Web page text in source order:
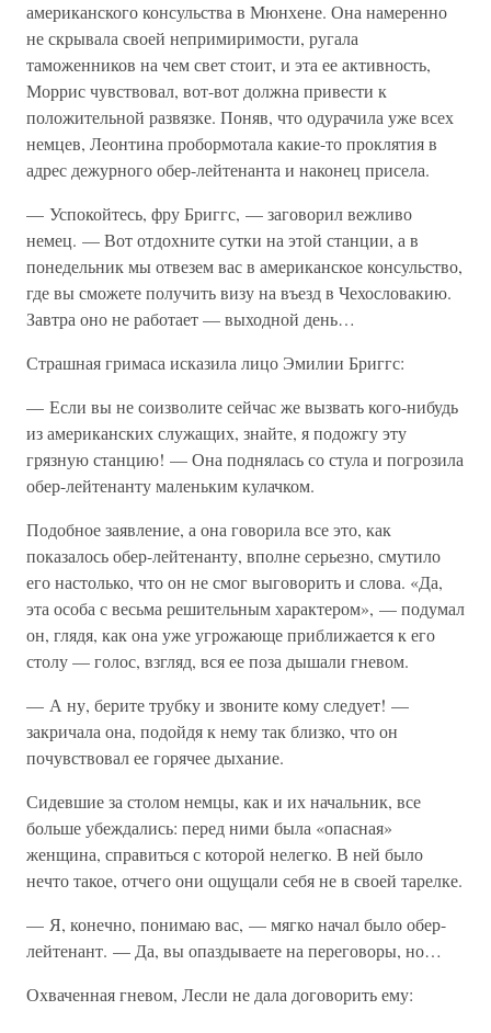
американского консульства в Мюнхене. Она намеренно
не скрывала своей непримиримости, ругала
таможенников на чем свет стоит, и эта ее активность,
Моррис чувствовал, вот-вот должна привести к
положительной развязке. Поняв, что одурачила уже всех
немцев, Леонтина пробормотала какие-то проклятия в
адрес дежурного обер-лейтенанта и наконец присела.
— Успокойтесь, фру Бриггс, — заговорил вежливо
немец. — Вот отдохните сутки на этой станции, а в
понедельник мы отвезем вас в американское консульство,
где вы сможете получить визу на въезд в Чехословакию.
Завтра оно не работает — выходной день…
Страшная гримаса исказила лицо Эмилии Бриггс:
— Если вы не соизволите сейчас же вызвать кого-нибудь
из американских служащих, знайте, я подожгу эту
грязную станцию! — Она поднялась со стула и погрозила
обер-лейтенанту маленьким кулачком.
Подобное заявление, а она говорила все это, как
показалось обер-лейтенанту, вполне серьезно, смутило
его настолько, что он не смог выговорить и слова. «Да,
эта особа с весьма решительным характером», — подумал
он, глядя, как она уже угрожающе приближается к его
столу — голос, взгляд, вся ее поза дышали гневом.
— А ну, берите трубку и звоните кому следует! —
закричала она, подойдя к нему так близко, что он
почувствовал ее горячее дыхание.
Сидевшие за столом немцы, как и их начальник, все
больше убеждались: перед ними была «опасная»
женщина, справиться с которой нелегко. В ней было
нечто такое, отчего они ощущали себя не в своей тарелке.
— Я, конечно, понимаю вас, — мягко начал было обер-
лейтенант. — Да, вы опаздываете на переговоры, но…
Охваченная гневом, Лесли не дала договорить ему: